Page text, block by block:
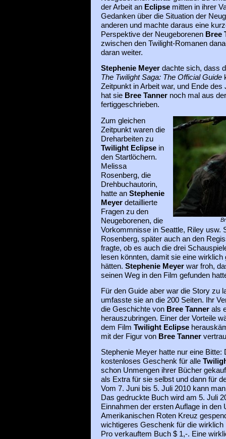
der Arbeit an Eclipsemitten in ihrer
Gedanken über die Situation der
anderen und machte daraus eine
Perspektive der Neugeborenen Bree
zwischen den Twilight-Romanen
daran weiter.
Stephenie Meyerdachte sich, dass
The Twilight Saga: The Official Guide
Zeitpunkt in Arbeit war, und Ende
hat sie Bree Tanner noch mal aus
fertiggeschrieben.
Zum gleichen
Zeitpunkt waren die
Dreharbeiten zu
Twilight Eclipsein
den Startlöchern.
Melissa
Rosenberg, die
Drehbuchautorin,
hatte an Stephenie
Meyerdetaillierte
Fragen zu den
Neugeborenen, die
Vorkommnisse in Seattle, Riley usw.
Rosenberg, später auch an den
fragte, ob es auch die drei
lesen könnten, damit sie eine
hätten. Stephenie Meyerwar froh,
seinen Weg in den Film gefunden
Für den Guide aber war die Story zu
umfasste sie an die 200 Seiten. Ihr
die Geschichte von Bree Tannerals
herauszubringen. Einer der Vorteile
dem Film Twilight Eclipse
mit der Figur von Bree Tanner
Stephenie Meyer hatte nur eine
kostenloses Geschenk für alle
schon Unmengen ihrer Bücher
als Extra für sie selbst und dann für
Vom 7. Juni bis 5. Juli 2010 kann
Das gedruckte Buch wird am 5. Juli
Einnahmen der ersten Auflage in den
Amerikanischen Roten Kreuz
wichtigeres Geschenk für die
Pro verkauftem Buch $ 1,-. Eine